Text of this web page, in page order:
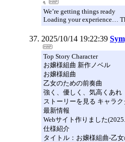
We’re getting things ready
Loading your experience…
2025/10/14 19:22:39
Top Story Character
お嬢様組曲 新作ノベル
お嬢様組曲
乙女のための前奏曲
強く、優しく、気高くあれ
ストーリーを見る キャラ
最新情報
Webサイト作りました
仕様紹介
タイトル：お嬢様組曲-乙